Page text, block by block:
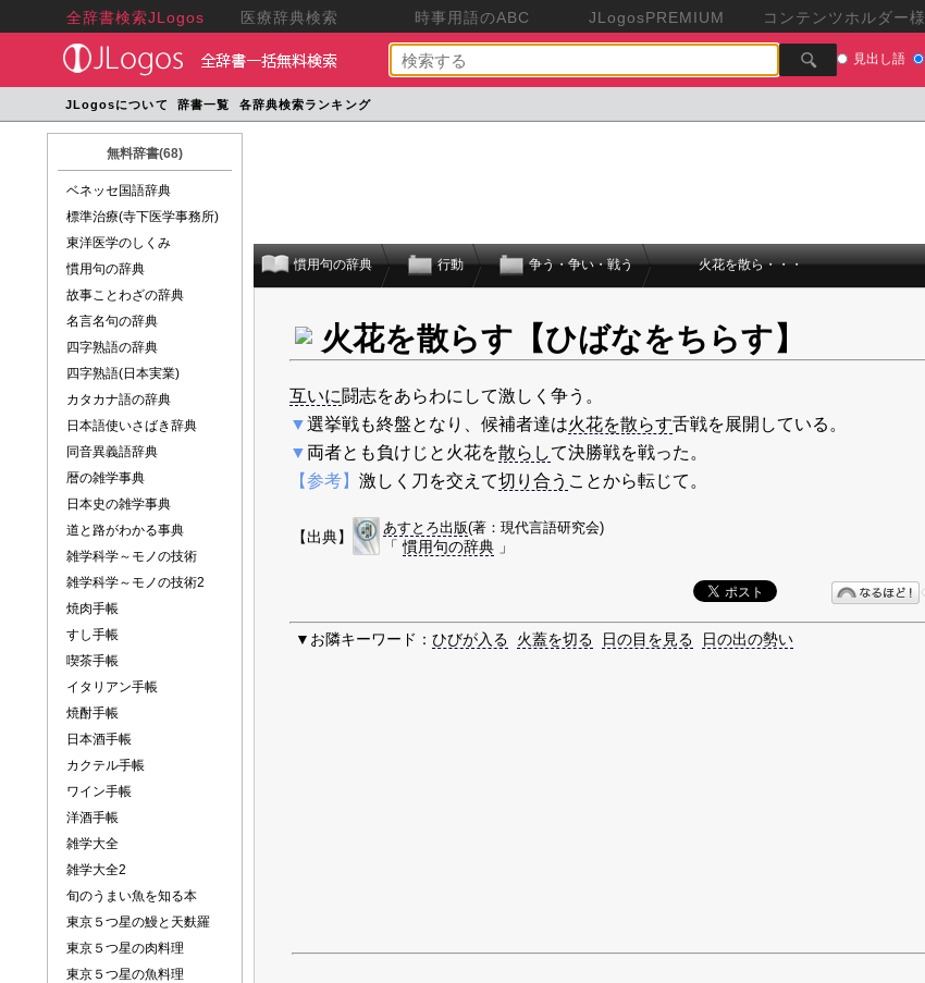
全辞書検索JLogos 医療辞典検索 時事用語のABC JLogosPREMIUM コンテンツホルダー様
見出し語
JLogosについて 辞書一覧 各辞典検索ランキング
無料辞書(68)
ベネッセ国語辞典
標準治療(寺下医学事務所)
東洋医学のしくみ
慣用句の辞典
故事ことわざの辞典
名言名句の辞典
四字熟語の辞典
四字熟語(日本実業)
カタカナ語の辞典
日本語使いさばき辞典
同音異義語辞典
暦の雑学事典
日本史の雑学事典
道と路がわかる事典
雑学科学～モノの技術
雑学科学～モノの技術2
焼肉手帳
すし手帳
喫茶手帳
イタリアン手帳
焼酎手帳
日本酒手帳
カクテル手帳
ワイン手帳
洋酒手帳
雑学大全
雑学大全2
旬のうまい魚を知る本
東京５つ星の鰻と天麩羅
東京５つ星の肉料理
東京５つ星の魚料理
慣用句の辞典 行動 争う・争い・戦う 火花を散ら・・・
火花を散らす【ひばなをちらす】
互いに闘志をあらわにして激しく争う。
▼選挙戦も終盤となり、候補者達は火花を散らす舌戦を展開している。
▼ 両者とも負けじと火花を散らして決勝戦を戦った。
【参考】 激しく刀を交えて切り合う ことから転じて。
【出典】
あすとろ出版(著：現代言語研究会)
「 慣用句の辞典」
▼お隣キーワード： ひびが入る 火蓋を切る 日の目を見る 日の出の勢い